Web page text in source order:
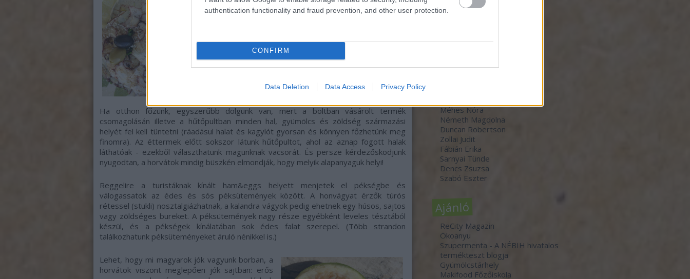
authentication functionality and fraud prevention, and other user protection.
CONFIRM
Data Deletion Data Access Privacy Policy
Ha otthon főzünk, egyszerűbb dolgunk van, mert a boltban vásárolt termék
csomagolásán illetve a hűtőpultban minden hal, gyümölcs és zöldség származási
helyét fel kell tüntetni (ráadásul halat és kagylót gyorsan és könnyen főzhetünk meg
finomra). Az éttermek előtt sokszor látunk hűtőpultot, ahol az aznap fogott halak
láthatóak - ezekből választhatunk magunknak vacsorát. És persze kérdezősködjünk
nyugodtan, a horvátok mindig büszkén elmondják, hogy melyik alapanyaguk helyi!
Reggelire a turistáknak kínált ham&eggs helyett menjetek el pékségbe és
válogassatok az édes és sós péksütemények között. A honvágyat érzők túrós
rétessel (stukli) nosztalgiázhatnak, a kalandra vágyok pedig ehetnek egy húsos, sajtos
vagy zöldséges bureket. A péksütemények nagy része egyébként leveles tésztából
készül, és a pékségek kínálatában sok édes falat szerepel. (Több strandon
találkozhatunk péksüteményeket áruló nénikkel is.)
Lehet, hogy mi magyarok jók vagyunk borban, a
horvátok viszont meglepően jók sajtban: erős
Szerzők
Molnár Bálint
Méhes Nóra
Németh Magdolna
Duncan Robertson
Zollai Judit
Fábián Erika
Sarnyai Tünde
Dencs Zsuzsa
Szabó Eszter
Ajánló
ReCity Magazin
Ökoanyu
Szupermenta - A NÉBIH hivatalos
termékteszt blogja
Gyümölcstárhely
Makifood Főzőiskola